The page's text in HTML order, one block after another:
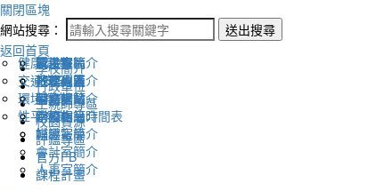
關閉區塊
網站搜尋：
送出搜尋
返回首頁
學校簡介
認識幸福
地理位置
英文網站
幸福相簿
媒體報導
行政單位
校長室簡介
教務處簡介
學務處簡介
總務處簡介
輔導室簡介
會計室簡介
人事室簡介
生親師專區
新生專區
升學專區
圖書館藏
學校作息時間表
校園資源
電子報
下載列表
評鑑專區
健康促進
交通安全
環境教育
性平教育
官方FB
課程計畫